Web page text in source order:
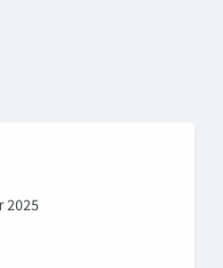
2025